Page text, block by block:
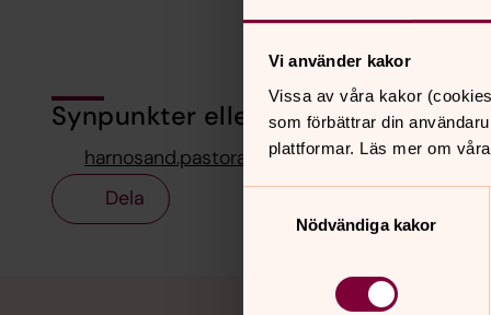
Vi använder kakor
Vissa av våra kakor
som förbättrar din
plattformar. Läs mer om
Nödvändiga kakor
Synpunkter eller frågor på sidans
harnosand.pastorat@svenskakyrkan.se
Dela